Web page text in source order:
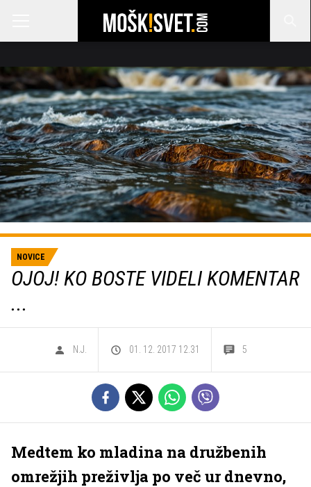
NOVICE
OJOJ! KO BOSTE VIDELI KOMENTAR
...
N.J. 01. 12. 2017 12.31 5
Medtem ko mladina na družbenih
omrežjih preživlja po več ur dnevno,